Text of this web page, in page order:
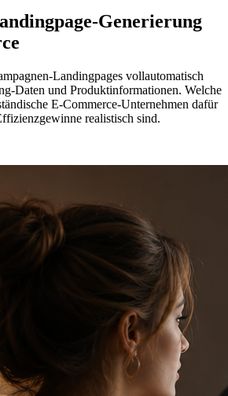
Generierung
Landingpages vollautomatisch
Daten und Produktinformationen. Welche
E-Commerce-Unternehmen dafür
realistisch sind.